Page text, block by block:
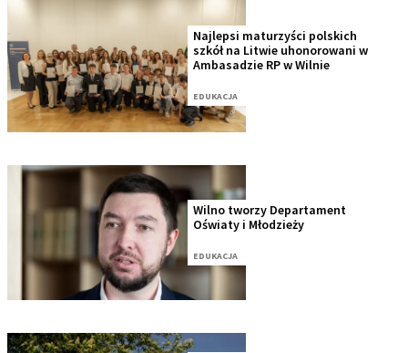
Najlepsi maturzyści polskich
szkół na Litwie uhonorowani w
Ambasadzie RP w Wilnie
EDUKACJA
Wilno tworzy Departament
Oświaty i Młodzieży
EDUKACJA